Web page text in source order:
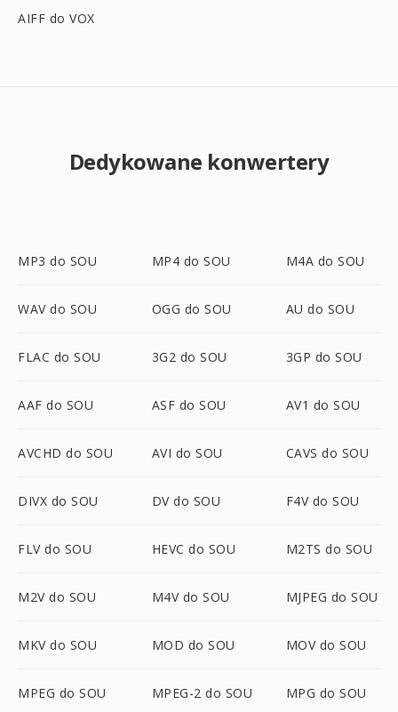
AIFF do VOX
Dedykowane konwertery
MP3 do SOU MP4 do SOU M4A do SOU
WAV do SOU OGG do SOU AU do SOU
FLAC do SOU 3G2 do SOU 3GP do SOU
AAF do SOU ASF do SOU AV1 do SOU
AVCHD do SOU AVI do SOU CAVS do SOU
DIVX do SOU DV do SOU F4V do SOU
FLV do SOU HEVC do SOU M2TS do SOU
M2V do SOU M4V do SOU MJPEG do SOU
MKV do SOU MOD do SOU MOV do SOU
MPEG do SOU MPEG-2 do SOU MPG do SOU